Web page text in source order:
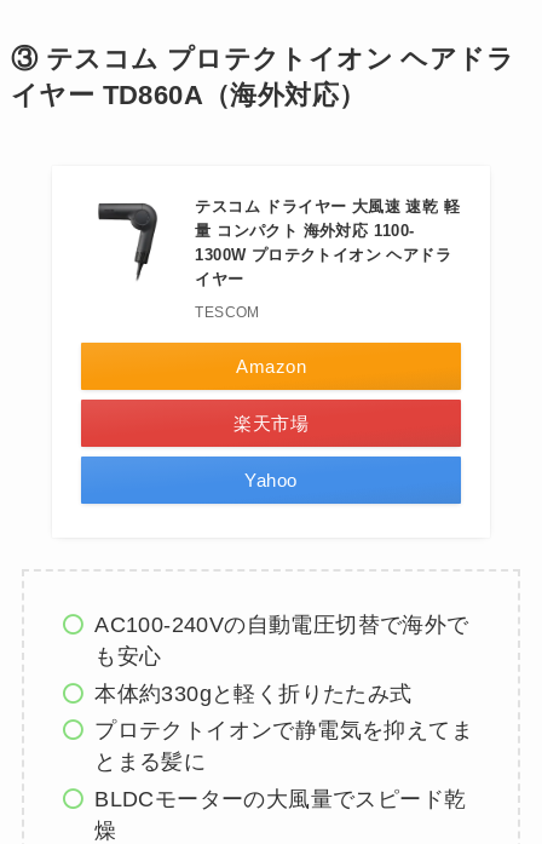
③ テスコム プロテクトイオン ヘアドラ
イヤー TD860A（海外対応）
テスコム ドライヤー 大風速 速乾 軽
量 コンパクト 海外対応 1100-
1300W プロテクトイオン ヘアドラ
イヤー
TESCOM
Amazon
楽天市場
Yahoo
AC100-240Vの自動電圧切替で海外で
も安心
本体約330gと軽く折りたたみ式
プロテクトイオンで静電気を抑えてま
とまる髪に
BLDCモーターの大風量でスピード乾
燥